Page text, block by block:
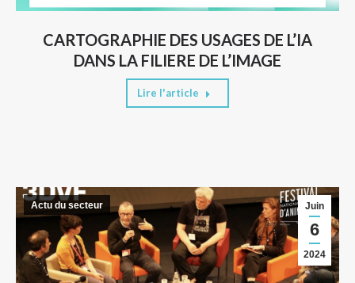
CARTOGRAPHIE DES USAGES DE L’IA
DANS LA FILIERE DE L’IMAGE
Lire l'article
Juin
6
2024
Actu du secteur